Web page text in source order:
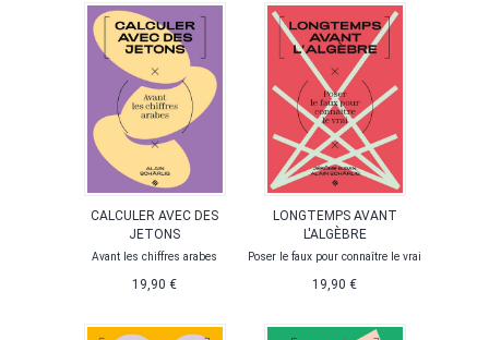
CALCULER AVEC DES
JETONS
Avant les chiffres arabes
19,90 €
LONGTEMPS AVANT
L'ALGÈBRE
Poser le faux pour connaître le vrai
19,90 €